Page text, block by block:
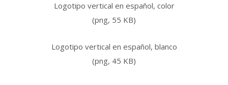
Logotipo vertical en español, color
(png, 55 KB)
Logotipo vertical en español, blanco
(png, 45 KB)